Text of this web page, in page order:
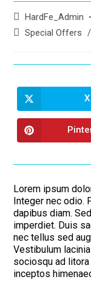
Post
author:
HardFe_Admin
PostSpecial Offers /
in
a
new
X
in
Lorem ipsum
Integer nec odio.
dapibus diam.
imperdiet. Duis
nec tellus sed
Vestibulum
sociosqu ad
inceptos